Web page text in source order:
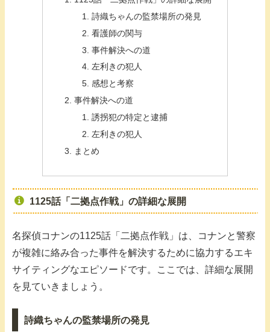
詩織ちゃんの監禁場所の発見
看護師の関与
事件解決への道
左利きの犯人
感想と考察
事件解決への道
誘拐犯の特定と逮捕
左利きの犯人
まとめ
1125話「二拠点作戦」の詳細な展開
名探偵コナンの1125話「二拠点作戦」は、コナンと警察
が複雑に絡み合った事件を解決するために協力するエキ
サイティングなエピソードです。ここでは、詳細な展開
を見ていきましょう。
詩織ちゃんの監禁場所の発見